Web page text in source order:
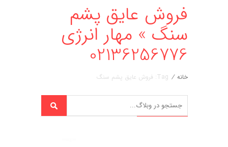
فروش عایق پشم
سنگ » مهار انرژی
02136256776
خانه / Tag: فروش عایق پشم سنگ